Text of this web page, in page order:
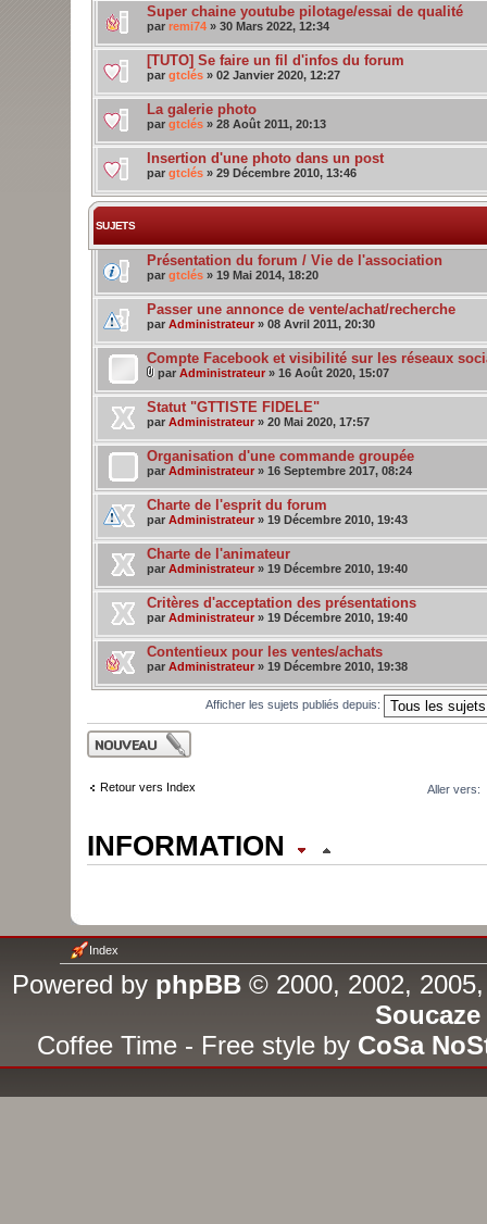
Super chaine youtube pilotage/essai de qualité
par remi74 » 30 Mars 2022, 12:34
[TUTO] Se faire un fil d'infos du forum
par gtclés » 02 Janvier 2020, 12:27
La galerie photo
par gtclés » 28 Août 2011, 20:13
Insertion d'une photo dans un post
par gtclés » 29 Décembre 2010, 13:46
SUJETS
Présentation du forum / Vie de l'association
par gtclés » 19 Mai 2014, 18:20
Passer une annonce de vente/achat/recherche
par Administrateur » 08 Avril 2011, 20:30
Compte Facebook et visibilité sur les réseaux
par Administrateur » 16 Août 2020, 15:07
Statut "GTTISTE FIDELE"
par Administrateur » 20 Mai 2020, 17:57
Organisation d'une commande groupée
par Administrateur » 16 Septembre 2017, 08:24
Charte de l'esprit du forum
par Administrateur » 19 Décembre 2010, 19:43
Charte de l'animateur
par Administrateur » 19 Décembre 2010, 19:40
Critères d'acceptation des présentations
par Administrateur » 19 Décembre 2010, 19:40
Contentieux pour les ventes/achats
par Administrateur » 19 Décembre 2010, 19:38
Afficher les sujets publiés depuis:
Publier un nouveau
sujet
Retour vers Index Aller vers:
INFORMATION
Utilisateur(s) parcourant
inscrit et 4 invité(s)
PERMISSIONS DU FORUM
Index
Powered by phpBB© 2000, 2002,
Soucaze
Coffee Time - Free style by CoSa